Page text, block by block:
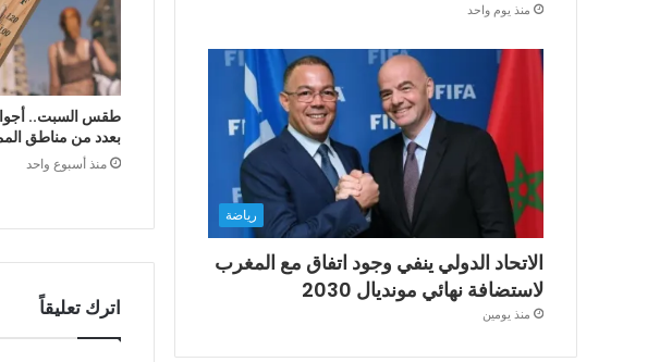
طقس السبت..
بعدد من مناطق
منذ أسبوع واحد
اترك تعليقاً
منذ يوم واحد
رياضة
الاتحاد الدولي ينفي وجود اتفاق مع المغرب
لاستضافة نهائي مونديال 2030
منذ يومين